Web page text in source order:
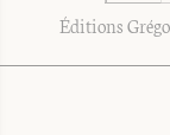
Éditions